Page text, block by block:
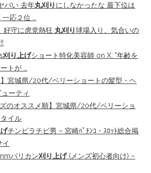
バい 去年丸刈り にしなかったな 最下位は
応２位 …
好守に虎党熱狂 丸刈り球場入り、気合いの
刈り上げショート特化美容師 on X: "年齢を
トが …
】宮城県/20代/ベリーショートの髪型・ヘ
ーティ
ズのオススメ順】宮城県/20代/ベリーショ
イル
チンピラチビ男 – 宮崎ﾊﾟﾁﾝｺ・ｽﾛｯﾄ総合掲
イ
バリカン刈り上げ(メンズ初心者向け) –